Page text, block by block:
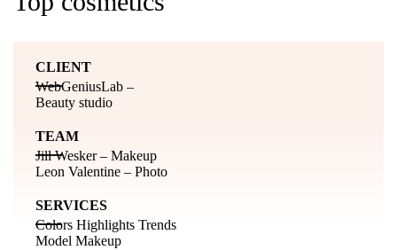
CLIENT
WebGeniusLab –
Beauty studio
TEAM
Jill Wesker – Makeup
Leon Valentine – Photo
SERVICES
Colors Highlights Trends
Model Makeup